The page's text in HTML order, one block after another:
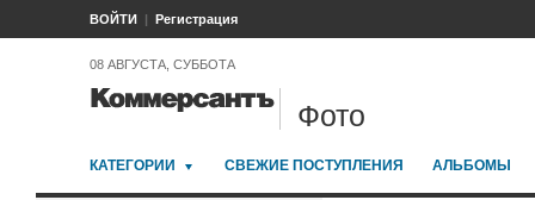
ВОЙТИ Регистрация
08 АВГУСТА, СУББОТА
Фото
КАТЕГОРИИ СВЕЖИЕ ПОСТУПЛЕНИЯ АЛЬБОМЫ